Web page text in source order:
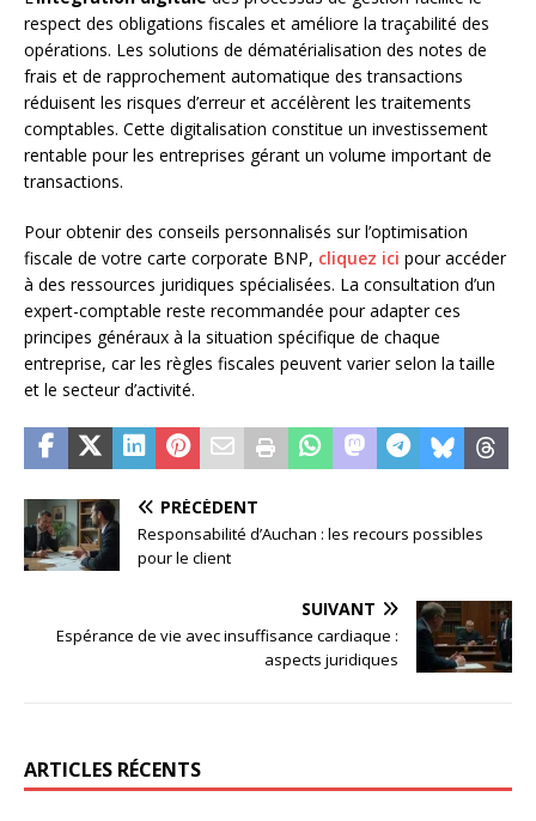
respect des obligations fiscales et améliore la traçabilité des
opérations. Les solutions de dématérialisation des notes de
frais et de rapprochement automatique des transactions
réduisent les risques d’erreur et accélèrent les traitements
comptables. Cette digitalisation constitue un investissement
rentable pour les entreprises gérant un volume important de
transactions.
Pour obtenir des conseils personnalisés sur l’optimisation
fiscale de votre carte corporate BNP, cliquez ici pour accéder
à des ressources juridiques spécialisées. La consultation d’un
expert-comptable reste recommandée pour adapter ces
principes généraux à la situation spécifique de chaque
entreprise, car les règles fiscales peuvent varier selon la taille
et le secteur d’activité.
PRÉCÉDENT
Responsabilité d’Auchan : les recours possibles
pour le client
SUIVANT
Espérance de vie avec insuffisance cardiaque :
aspects juridiques
ARTICLES RÉCENTS